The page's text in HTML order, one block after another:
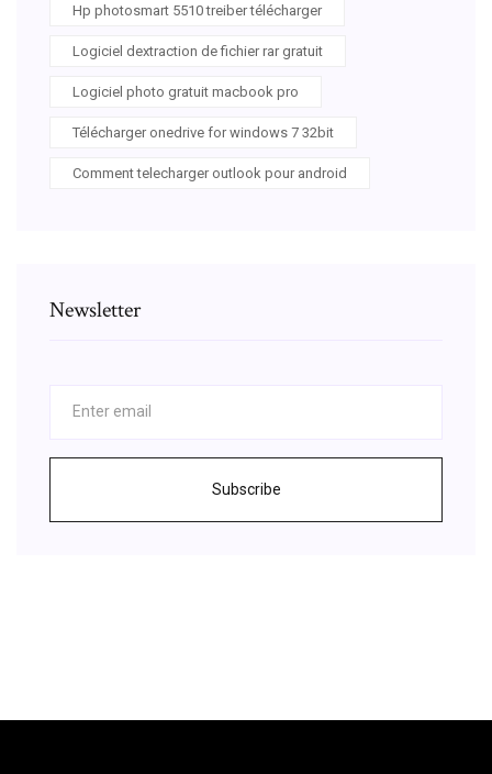
Hp photosmart 5510 treiber télécharger
Logiciel dextraction de fichier rar gratuit
Logiciel photo gratuit macbook pro
Télécharger onedrive for windows 7 32bit
Comment telecharger outlook pour android
Newsletter
Subscribe